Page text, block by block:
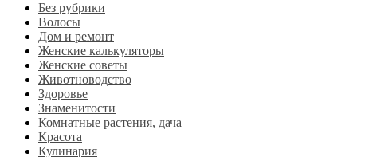
Без рубрики
Волосы
Дом и ремонт
Женские калькуляторы
Женские советы
Животноводство
Здоровье
Знаменитости
Комнатные растения, дача
Красота
Кулинария